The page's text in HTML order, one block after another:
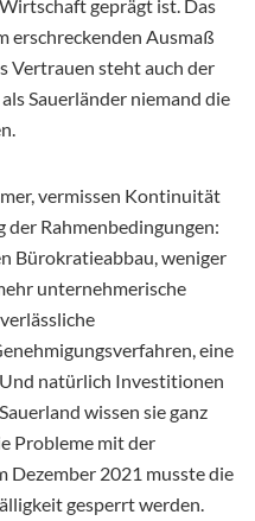
geprägt ist. Das
erschreckenden Ausmaß
Vertrauen steht auch der
Sauerländer niemand die
vermissen Kontinuität
Rahmenbedingungen:
Bürokratieabbau, weniger
unternehmerische
eine
natürlich Investitionen
wissen sie ganz
Probleme mit der
2021 musste die
gesperrt werden.